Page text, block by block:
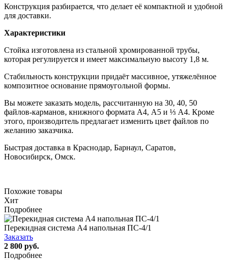
Конструкция разбирается, что делает её компактной и удобной
для доставки.
Характеристики
Стойка изготовлена из стальной хромированной трубы,
которая регулируется и имеет максимальную высоту 1,8 м.
Стабильность конструкции придаёт массивное, утяжелённое
композитное основание прямоугольной формы.
Вы можете заказать модель, рассчитанную на 30, 40, 50
файлов-карманов, книжного формата А4, А5 и ⅓ А4. Кроме
этого, производитель предлагает изменить цвет файлов по
желанию заказчика.
Быстрая доставка в Краснодар, Барнаул, Саратов,
Новосибирск, Омск.
Похожие товары
Хит
Подробнее
Перекидная система А4 напольная ПС-4/1
Заказать
2 800 руб.
Подробнее